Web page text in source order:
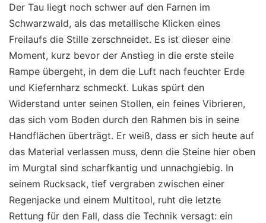
Der Tau liegt noch schwer auf den Farnen im
Schwarzwald, als das metallische Klicken eines
Freilaufs die Stille zerschneidet. Es ist dieser eine
Moment, kurz bevor der Anstieg in die erste steile
Rampe übergeht, in dem die Luft nach feuchter Erde
und Kiefernharz schmeckt. Lukas spürt den
Widerstand unter seinen Stollen, ein feines Vibrieren,
das sich vom Boden durch den Rahmen bis in seine
Handflächen überträgt. Er weiß, dass er sich heute auf
das Material verlassen muss, denn die Steine hier oben
im Murgtal sind scharfkantig und unnachgiebig. In
seinem Rucksack, tief vergraben zwischen einer
Regenjacke und einem Multitool, ruht die letzte
Rettung für den Fall, dass die Technik versagt: ein